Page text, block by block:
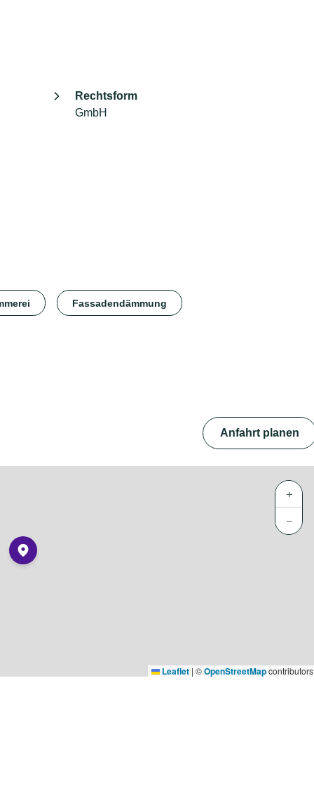
Rechtsform
GmbH
Fassadendämmung
Anfahrt planen
+
−
Leaflet | ©OpenStreetMapcontributors